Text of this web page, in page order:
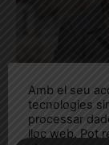
Amb el seu
tecnologies
processar
lloc web. Pot